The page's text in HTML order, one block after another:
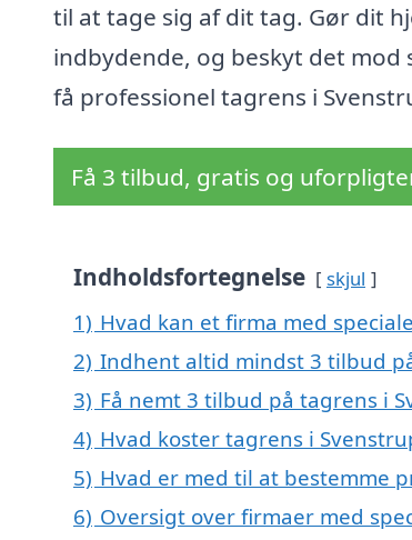
til at tage sig af dit tag. Gør dit
indbydende, og beskyt det mod
få professionel tagrens i
Få 3 tilbud, gratis og
Indholdsfortegnelse skjul
1) Hvad kan et firma med
2) Indhent altid mindst 3 tilbud
3) Få nemt 3 tilbud på tagrens i
4) Hvad koster tagrens i
5) Hvad er med til at bestemme
6) Oversigt over firmaer med